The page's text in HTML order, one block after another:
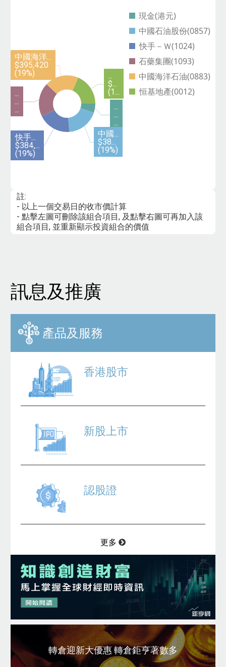
...
...
...
中國...
$38...
(19%)
快手...
$384,...
(19%)
...
...
...
中國海洋...
$395,420
(19%)
...
$...
(1...
現金(港元)
中國石油股份(0857)
快手－Ｗ(1024)
石藥集團(1093)
中國海洋石油(0883)
恒基地產(0012)
註:
- 以上一個交易日的收市價計算
- 點擊左圖可刪除該組合項目, 及點擊右圖可再加入該
組合項目, 並重新顯示投資組合的價值
訊息及推廣
產品及服務
香港股市
新股上市
認股證
更多
轉倉迎新大優惠 轉倉鉅亨著數多